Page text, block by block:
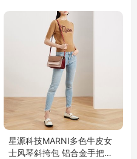
星源科技MARNI多色牛皮女
士风琴斜挎包 铝合金手把现